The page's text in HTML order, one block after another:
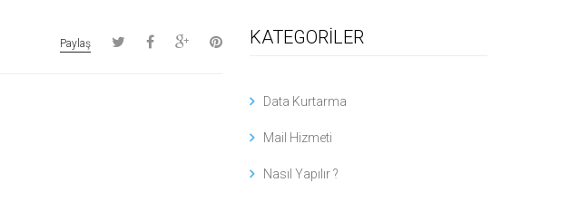
Paylaş KATEGORİLER
Data Kurtarma
Mail Hizmeti
Nasıl Yapılır ?